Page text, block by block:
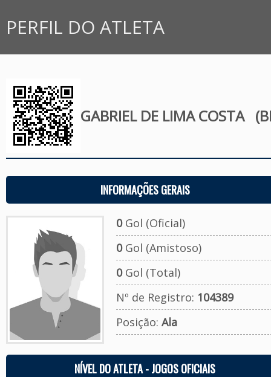
PERFIL DO ATLETA
GABRIEL DE LIMA COSTA
INFORMAÇÕES GERAIS
0Gol (Oficial)
0Gol (Amistoso)
0Gol (Total)
Nº de Registro: 104389
Posição: Ala
NÍVEL DO ATLETA - JOGOS OFICIAIS